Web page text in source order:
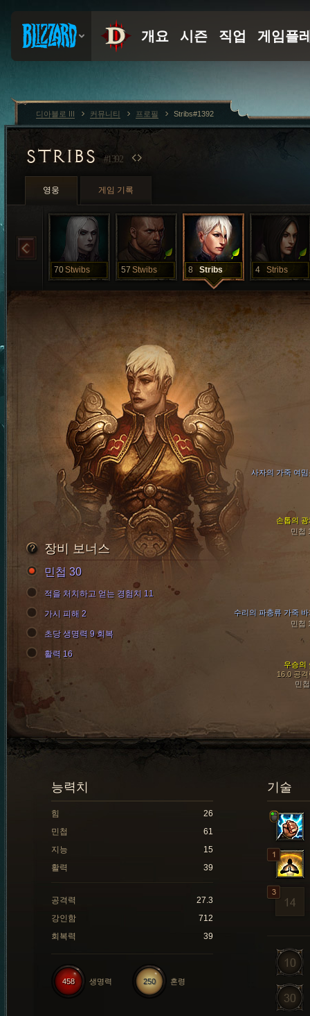
STRIBS#1392
영웅 게임 기록
70Stwibs 57 Stwibs 8 Stribs 4 Stribs
사자의 가죽 여밈
손톱의 광
민첩
수리의 파충류 가죽 바
민첩
우승의
16.0 공격
민
장비 보너스
민첩 30
적을 처치하고 얻는 경험치 11
가시 피해 2
초당 생명력 9 회복
활력 16
기술
능력치
힘
26
민첩
61
지능
15
활력
39
공격력
27.3
강인함
712
회복력
39
250 혼령
458 생명력
디아블로 III 커뮤니티 프로필 Stribs#1392